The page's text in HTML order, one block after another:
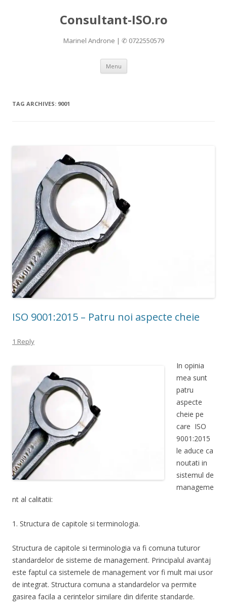
Consultant-ISO.ro
Marinel Androne | ✆ 0722550579
Menu Skip
content
TAG ARCHIVES: 9001
ISO 9001:2015 – Patru noi aspecte cheie
1 Reply
In opinia
mea sunt
patru
aspecte
cheie pe
care ISO
9001:2015
le aduce ca
noutati in
sistemul de
manageme
nt al calitatii:
1. Structura de capitole si terminologia.
Structura de capitole si terminologia va fi comuna tuturor
standardelor de sisteme de management. Principalul avantaj
este faptul ca sistemele de management vor fi mult mai usor
de integrat. Structura comuna a standardelor va permite
gasirea facila a cerintelor similare din diferite standarde.